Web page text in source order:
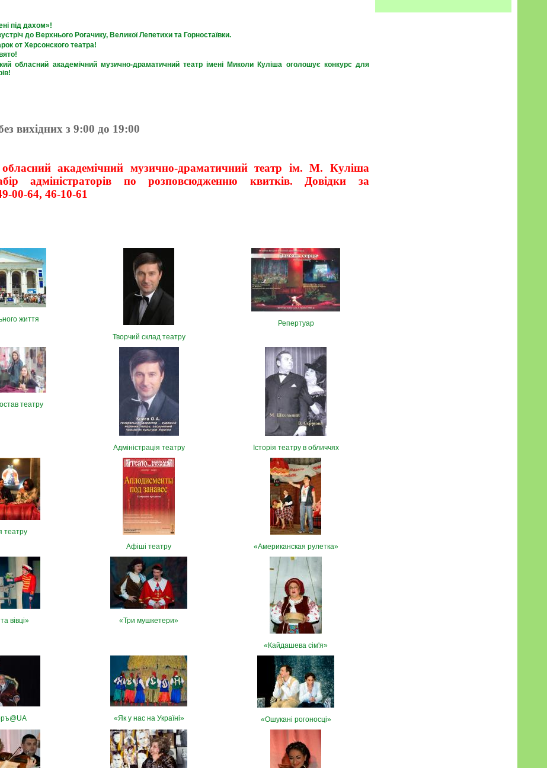
під дахом»!
до Верхнього Рогачику, Великої Лепетихи та Горностаївки.
от Херсонского театра!
обласний академічний музично-драматичний театр імені Миколи Куліша оголошує конкурс для
вихідних з 9:00 до 19:00
академічний музично-драматичний театр ім. М. Куліша
адміністраторів по розповсюдженню квитків. Довідки за
00-64, 46-10-61
життя
Творчий склад театру
Репертуар
театру
Адміністрація театру Історія театру в обличчях
театру
Афіші театру
«Американская рулетка»
вівці» «Три мушкетери»
«Кайдашева сім'я»
«Як у нас на Україні» «Ошукані рогоносці»